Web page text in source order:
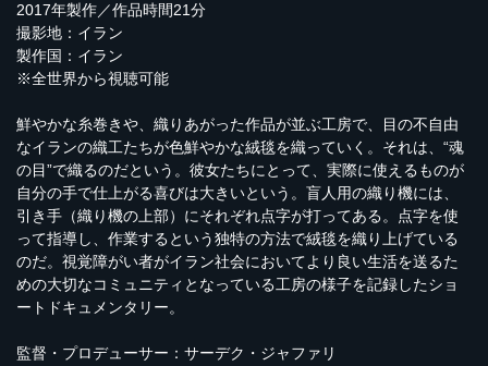
2017年製作／作品時間21分
撮影地：イラン
製作国：イラン
※全世界から視聴可能
鮮やかな糸巻きや、織りあがった作品が並ぶ工房で、目の不自由
なイランの織工たちが色鮮やかな絨毯を織っていく。それは、“魂
の目”で織るのだという。彼女たちにとって、実際に使えるものが
自分の手で仕上がる喜びは大きいという。盲人用の織り機には、
引き手（織り機の上部）にそれぞれ点字が打ってある。点字を使
って指導し、作業するという独特の方法で絨毯を織り上げている
のだ。視覚障がい者がイラン社会においてより良い生活を送るた
めの大切なコミュニティとなっている工房の様子を記録したショ
ートドキュメンタリー。
監督・プロデューサー：サーデク・ジャファリ